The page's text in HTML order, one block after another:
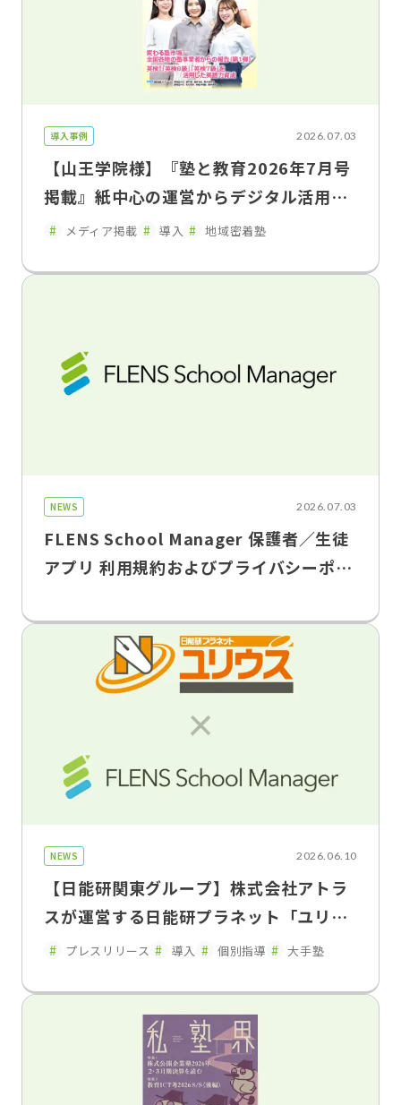
導入事例 2026.07.03
【山王学院様】『塾と教育2026年7月号
掲載』紙中心の運営からデジタル活用へ
保護者連携を強化し、教室運営を効率
ager導入効果
メディア掲載 導入 地域密着塾
NEWS 2026.07.03
FLENS School Manager 保護者／生徒
アプリ 利用規約およびプライバシーポリ
NEWS 2026.06.10
【日能研関東グループ】株式会社アトラ
スが運営する日能研プラネット「ユリウ
ス」の神奈川・東京・埼玉の 一部教室で
5月よりトライアル導入・運用開始
プレスリリース 導入 個別指導 大手塾